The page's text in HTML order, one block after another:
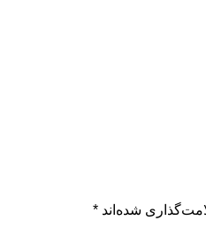
شده‌اند *